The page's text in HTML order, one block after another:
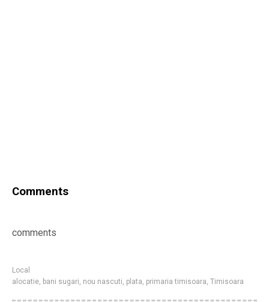
Comments
comments
Local
alocatie, bani sugari, nou nascuti, plata, primaria timisoara, Timisoara